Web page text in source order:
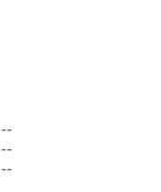
--
--
--